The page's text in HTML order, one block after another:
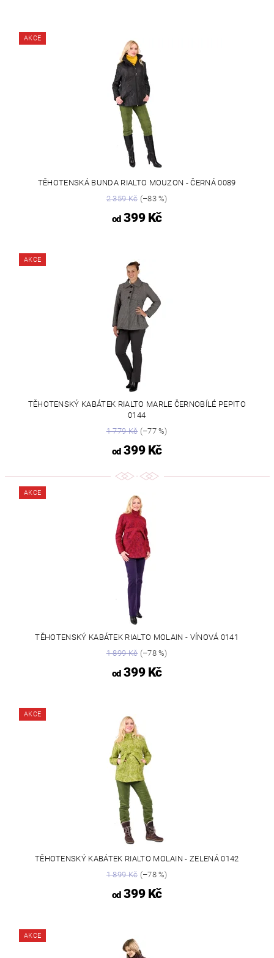
AKCE
TĚHOTENSKÁ BUNDA RIALTO MOUZON - ČERNÁ 0089
2 359 Kč(–83 %)
od399 Kč
AKCE
TĚHOTENSKÝ KABÁTEK RIALTO MARLE ČERNOBÍLÉ PEPITO
0144
1 779 Kč(–77 %)
od399 Kč
AKCE
TĚHOTENSKÝ KABÁTEK RIALTO MOLAIN - VÍNOVÁ 0141
1 899 Kč(–78 %)
od399 Kč
AKCE
TĚHOTENSKÝ KABÁTEK RIALTO MOLAIN - ZELENÁ 0142
1 899 Kč(–78 %)
od399 Kč
AKCE